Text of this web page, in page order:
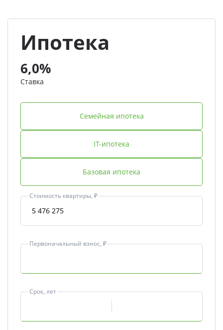
Ипотека
6,0%
Ставка
Семейная ипотека
IT-ипотека
Базовая ипотека
Стоимость квартиры, ₽
Первоначальный взнос, ₽
Срок, лет